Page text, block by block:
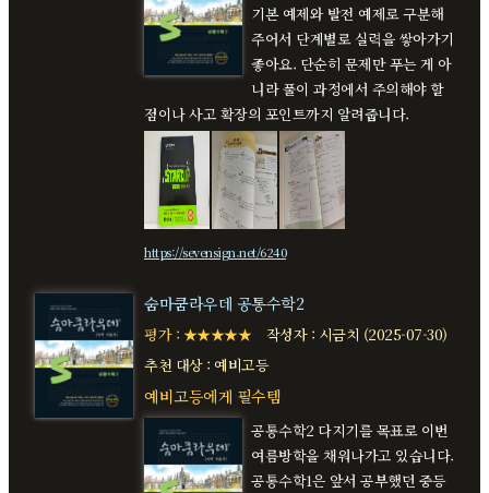
기본 예제와 발전 예제로 구분해
주어서 단계별로 실력을 쌓아가기
좋아요. 단순히 문제만 푸는 게 아
니라 풀이 과정에서 주의해야 할
점이나 사고 확장의 포인트까지 알려줍니다.
https://sevensign.net/6240
숨마쿰라우데 공통수학2
평가 : ★★★★★
작성자 : 시금치 (2025-07-30)
추천 대상 : 예비고등
예비고등에게 필수템
공통수학2 다지기를 목표로 이번
여름방학을 채워나가고 있습니다.
공통수학1은 앞서 공부했던 중등